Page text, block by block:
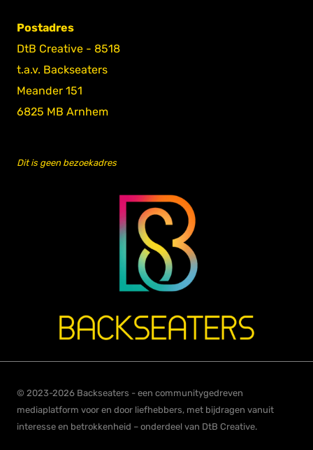
Postadres
DtB Creative - 8518
t.a.v. Backseaters
Meander 151
6825 MB Arnhem
Dit is geen bezoekadres
© 2023-2026 Backseaters - een communitygedreven
mediaplatform voor en door liefhebbers, met bijdragen vanuit
interesse en betrokkenheid – onderdeel van DtB Creative.